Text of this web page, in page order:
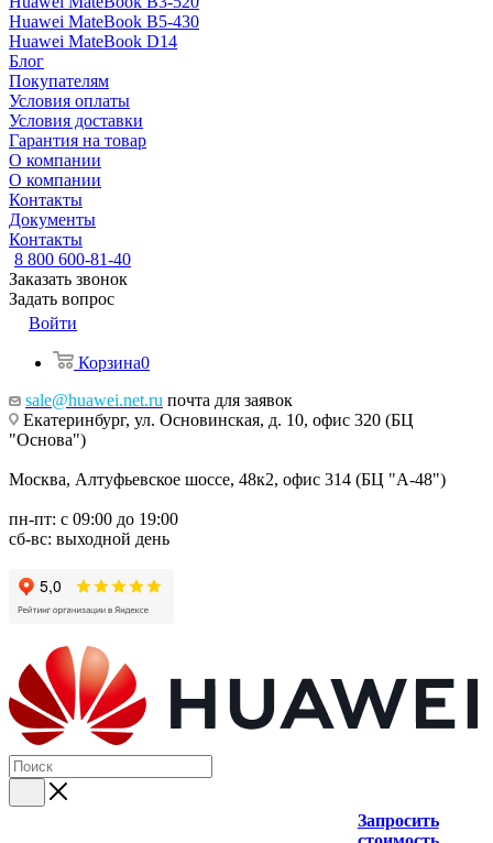
Huawei MateBook B5-430
Huawei MateBook D14
Блог
Покупателям
Условия оплаты
Условия доставки
Гарантия на товар
О компании
О компании
Контакты
Документы
Контакты
8 800 600-81-40
Заказать звонок
Задать вопрос
Войти
Корзина0
sale@huawei.net.ru почта для заявок
Екатеринбург, ул. Основинская, д. 10, офис 320 (БЦ
"Основа")
Москва, Алтуфьевское шоссе, 48к2, офис 314 (БЦ "А-48")
пн-пт: с 09:00 до 19:00
сб-вс: выходной день
Запросить